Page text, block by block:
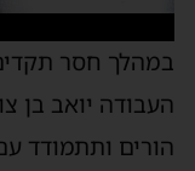
במהלך חסר
העבודה יואב בן
הורים ותתמודד